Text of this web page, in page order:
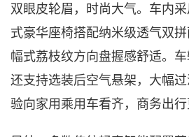
双眼皮轮眉，时尚大气。车内
式豪华座椅搭配纳米级透气双
幅式荔枝纹方向盘握感舒适。车
还支持选装后空气悬架，大幅
验向家用乘用车看齐，商务出行